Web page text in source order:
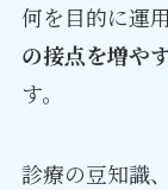
何を目的に運
の接点を増や
す。
診療の豆知識